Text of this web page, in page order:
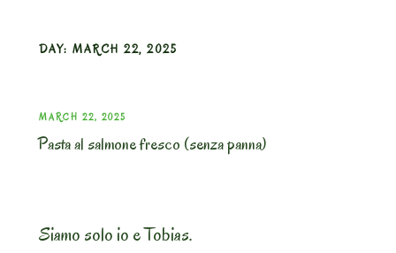
DAY: MARCH 22, 2025
POSTED
ON
MARCH 22, 2025
Pasta al salmone fresco (senza panna)
Siamo solo io e Tobias.